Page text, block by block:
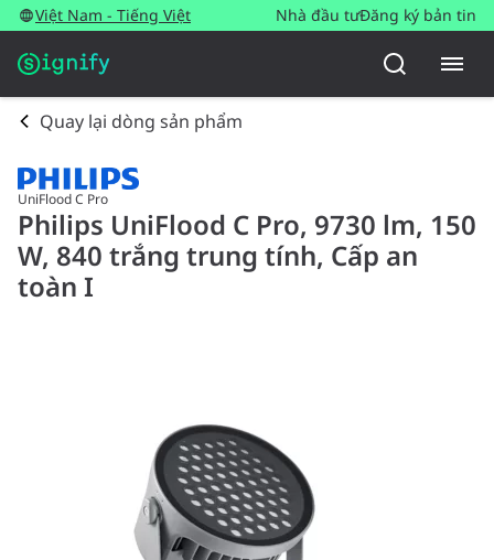
Việt Nam - Tiếng Việt Nhà đầu tưĐăng ký bản tin
Quay lại dòng sản phẩm
UniFlood C Pro
Philips UniFlood C Pro, 9730 lm, 150
W, 840 trắng trung tính, Cấp an
toàn I